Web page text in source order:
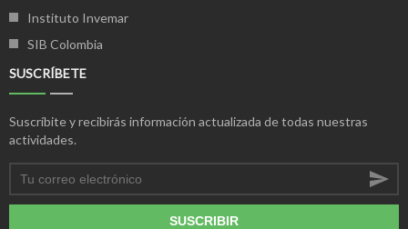
Instituto Invemar
SIB Colombia
SUSCRÍBETE
Suscríbite y recibirás información actualizada de todas nuestras
actividades.
SUSCRIBIR